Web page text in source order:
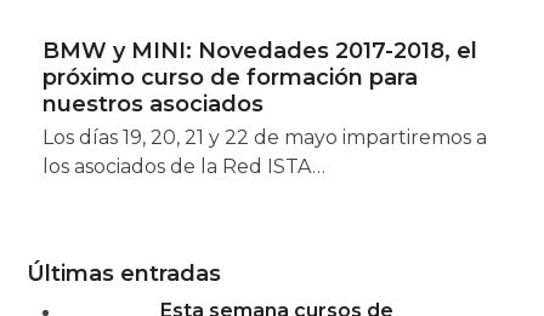
BMW y MINI: Novedades 2017-2018, el
próximo curso de formación para
nuestros asociados
Los días 19, 20, 21 y 22 de mayo impartiremos a
los asociados de la Red ISTA…
Últimas entradas
Esta semana cursos de